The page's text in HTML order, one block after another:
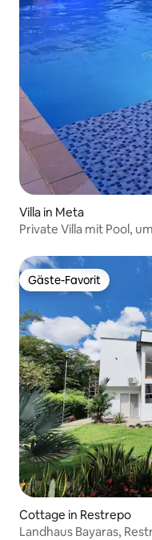
Villa in Meta
Private Villa mit Pool,
Gäste-Favorit
Gäste-Favorit
Cottage in Restrepo
Landhaus Bayaras,